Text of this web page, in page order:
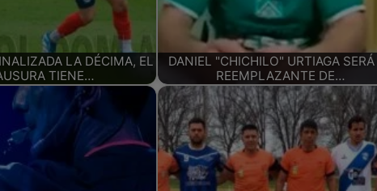
LA DÉCIMA, EL
TIENE…
DANIEL "CHICHILO" URTIAGA
REEMPLAZANTE DE…